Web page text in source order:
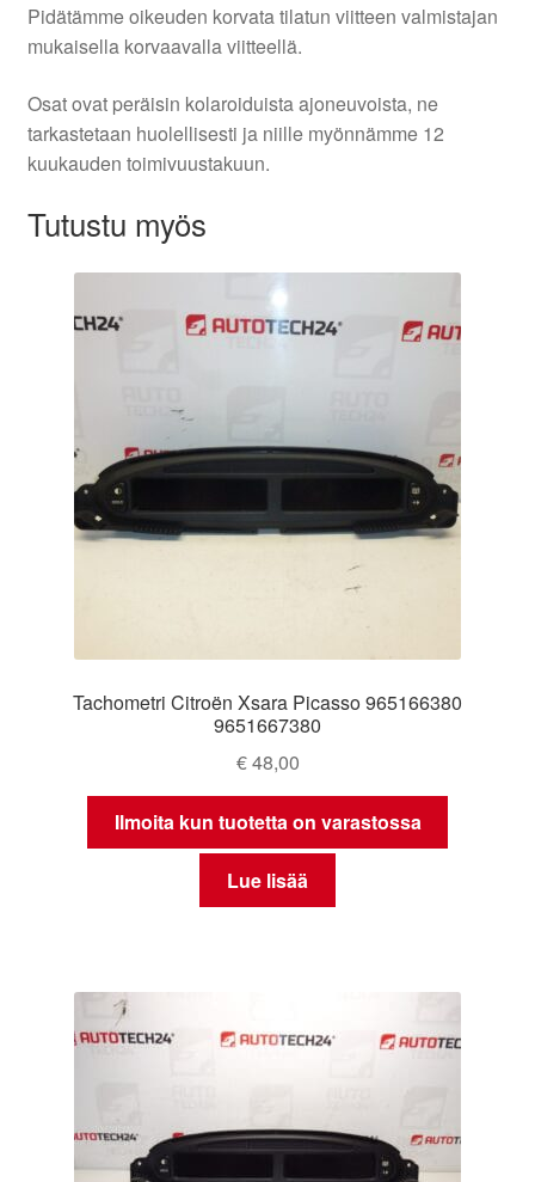
Pidätämme oikeuden korvata tilatun viitteen valmistajan
mukaisella korvaavalla viitteellä.
Osat ovat peräisin kolaroiduista ajoneuvoista, ne
tarkastetaan huolellisesti ja niille myönnämme 12
kuukauden toimivuustakuun.
Tutustu myös
Tachometri Citroën Xsara Picasso 965166380
9651667380
€48,00
Ilmoita kun tuotetta on varastossa
Lue lisää